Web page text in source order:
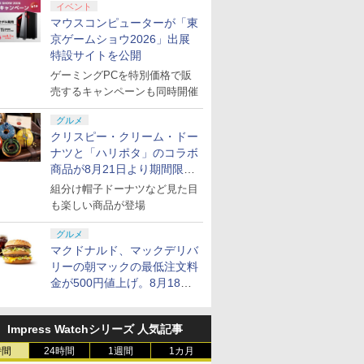
イベント
マウスコンピューターが「東
京ゲームショウ2026」出展
特設サイトを公開
ゲーミングPCを特別価格で販
売するキャンペーンも同時開催
グルメ
クリスピー・クリーム・ドー
ナツと「ハリポタ」のコラボ
商品が8月21日より期間限定
で発売
組分け帽子ドーナツなど見た目
も楽しい商品が登場
グルメ
マクドナルド、マックデリバ
リーの朝マックの最低注文料
金が500円値上げ。8月18日
Impress Watchシリーズ 人気記事
24時間 1週間 1カ月